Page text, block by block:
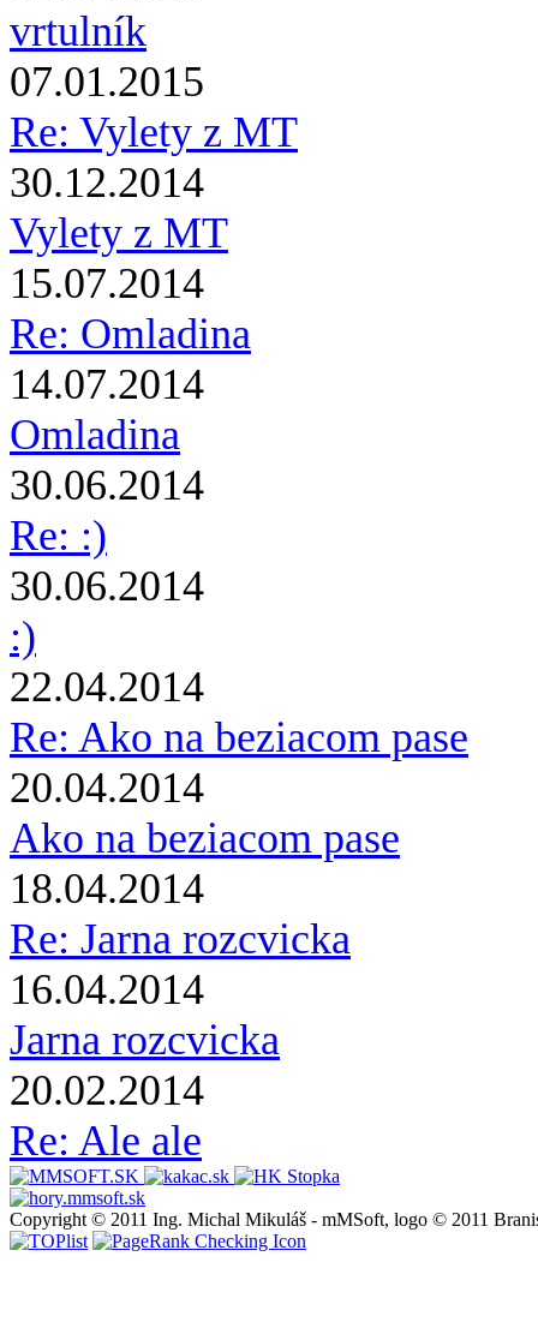
vrtulník
07.01.2015
Re: Vylety z MT
30.12.2014
Vylety z MT
15.07.2014
Re: Omladina
14.07.2014
Omladina
30.06.2014
Re: :)
30.06.2014
:)
22.04.2014
Re: Ako na beziacom pase
20.04.2014
Ako na beziacom pase
18.04.2014
Re: Jarna rozcvicka
16.04.2014
Jarna rozcvicka
20.02.2014
Re: Ale ale
Copyright © 2011 Ing. Michal Mikuláš - mMSoft, logo © 2011